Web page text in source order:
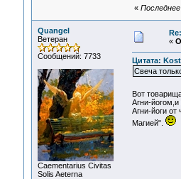
«
Quangel
Ветеран
Сообщений: 7733
Сaementarius Civitas
Solis Aeterna
«
Цитата:
Свеча
Вот
Агни-
Агни-йоги от
Магией".